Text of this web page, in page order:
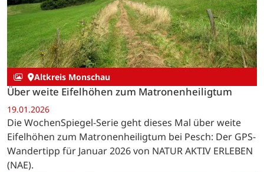
Altkreis Monschau
Über weite Eifelhöhen zum Matronenheiligtum
19.01.2026
Die WochenSpiegel-Serie geht dieses Mal über weite
Eifelhöhen zum Matronenheiligtum bei Pesch: Der GPS-
Wandertipp für Januar 2026 von NATUR AKTIV ERLEBEN
(NAE).